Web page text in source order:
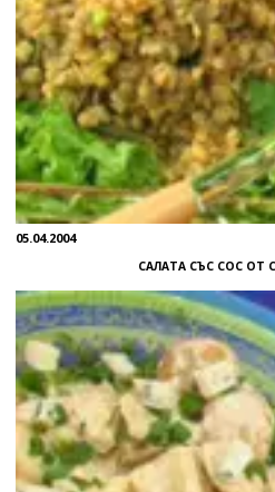
05.04.2004
САЛАТА СЪС СОС ОТ